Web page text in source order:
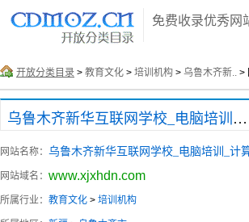
免费收录优秀网
开放分类目录 > 教育文化 > 培训机构 > 乌鲁木齐新.. >
乌鲁木齐新华互联网学校_电脑培训_计算机学
网站名称： 乌鲁木齐新华互联网学校_电脑培训_计
网站域名： www.xjxhdn.com
所属行业： 教育文化 > 培训机构